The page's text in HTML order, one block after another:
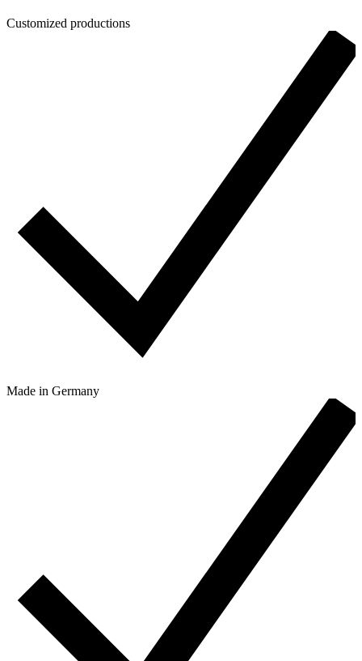
Customized productions
Made in Germany